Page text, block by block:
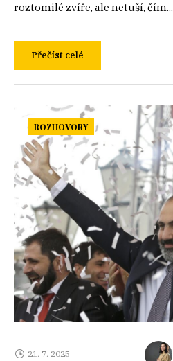
roztomilé zvíře, ale netuší, čím...
Přečíst celé
ROZHOVORY
21. 7. 2025